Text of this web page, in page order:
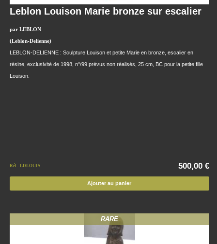
Leblon Louison Marie bronze sur escalier
par LEBLON
(Leblon-Delienne)
LEBLON-DELIENNE : Sculpture Louison et petite Marie en bronze, escalier en
résine, exclusivité de 1998, n°/99 prévus non réalisés, 25 cm, BC pour la petite fille
Louison.
Réf : LDLOUIS 500,00 €
Ajouter au panier
RARE